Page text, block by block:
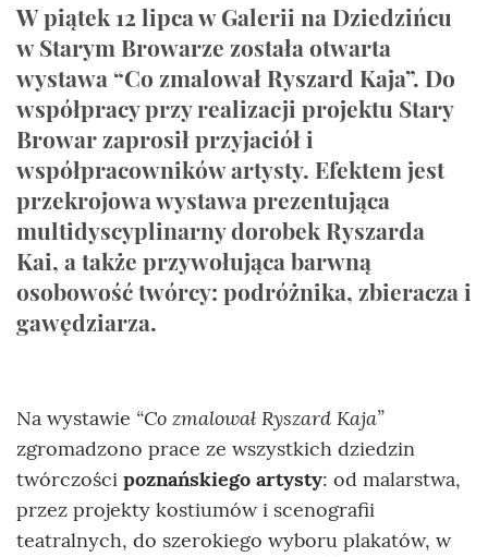
W piątek 12 lipca w Galerii na Dziedzińcu
w Starym Browarze została otwarta
wystawa “Co zmalował Ryszard Kaja”. Do
współpracy przy realizacji projektu Stary
Browar zaprosił przyjaciół i
współpracowników artysty. Efektem jest
przekrojowa wystawa prezentująca
multidyscyplinarny dorobek Ryszarda
Kai, a także przywołująca barwną
osobowość twórcy: podróżnika, zbieracza i
gawędziarza.
Na wystawie “Co zmalował Ryszard Kaja”
zgromadzono prace ze wszystkich dziedzin
twórczości poznańskiego artysty: od malarstwa,
przez projekty kostiumów i scenografii
teatralnych, do szerokiego wyboru plakatów, w